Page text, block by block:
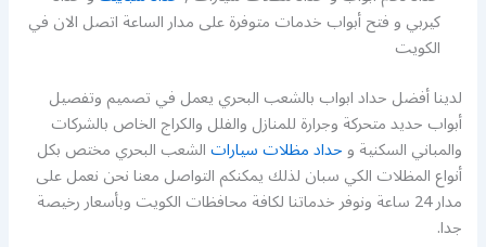
كيربي و فتح أبواب خدمات متوفرة على مدار الساعة اتصل الان في
الكويت
لدينا أفضل حداد ابواب بالشعب البحري يعمل في تصميم وتفصيل
أبواب حديد متحركة وجرارة للمنازل والفلل والكراج الخاص بالشركات
والمباني السكنية وحداد مظلات سياراتالشعب البحري مختص بكل
أنواع المظلات الكي سبان لذلك يمكنكم التواصل معنا نحن نعمل على
مدار 24 ساعة ونوفر خدماتنا لكافة محافظات الكويت وبأسعار رخيصة
جدا.